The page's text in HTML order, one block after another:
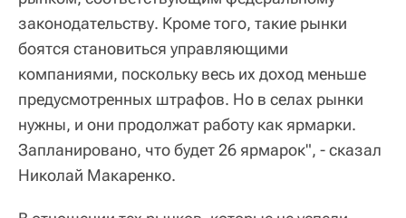
законодательству. Кроме того, такие рынки
боятся становиться управляющими
компаниями, поскольку весь их доход меньше
предусмотренных штрафов. Но в селах рынки
нужны, и они продолжат работу как ярмарки.
Запланировано, что будет 26 ярмарок", - сказал
Николай Макаренко.